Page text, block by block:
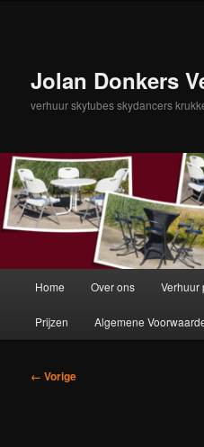
inhoudJolan Donkers
verhuur skytubes skydancers
Home Over ons Verhuur
Prijzen Algemene
Afbeeldingsnavigatie
← Vorige